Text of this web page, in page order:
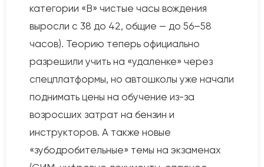
категории «В» чистые часы вождения
выросли с 38 до 42, общие — до 56–58
часов). Теорию теперь официально
разрешили учить на «удаленке» через
спецплатформы, но автошколы уже начали
поднимать цены на обучение из-за
возросших затрат на бензин и
инструкторов. А также новые
«зубодробительные» темы на экзаменах